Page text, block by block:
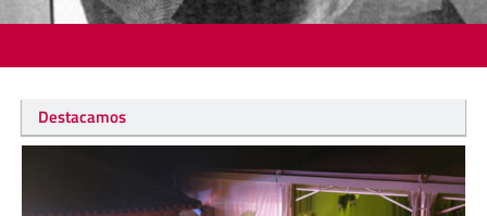
Destacamos